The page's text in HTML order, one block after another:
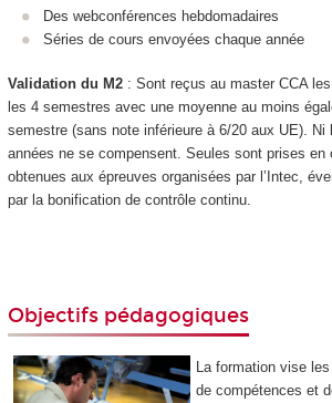
Des webconférences hebdomadaires
Séries de cours envoyées chaque année
Validation du M2: Sont reçus au master CCA
les 4 semestres avec une moyenne au moins
semestre (sans note inférieure à 6/20 aux UE).
années ne se compensent. Seules sont prises en
obtenues aux épreuves organisées par l’Intec,
par la bonification de contrôle continu.
Objectifs pédagogiques
La formation vise
de compétences et